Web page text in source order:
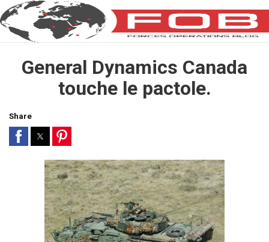
General Dynamics Canada
touche le pactole.
Share